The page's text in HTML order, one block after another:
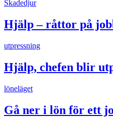
Skadedjur
Hjälp – råttor på
utpressning
Hjälp, chefen blir
löneläget
Gå ner i lön för ett